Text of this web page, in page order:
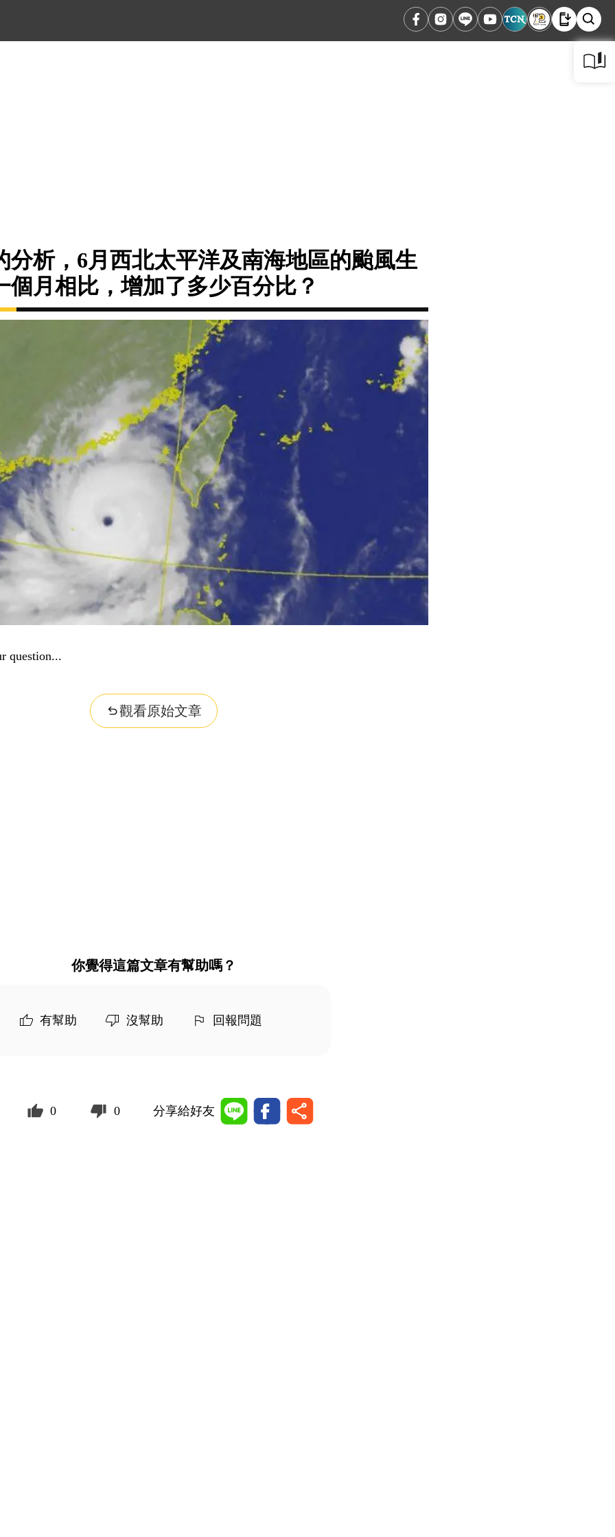
分析，6月西北太平洋及南海地區的颱風生
個月相比，增加了多少百分比？
觀看原始文章
你覺得這篇文章有幫助嗎？
有幫助 沒幫助 回報問題
0 0 分享給好友